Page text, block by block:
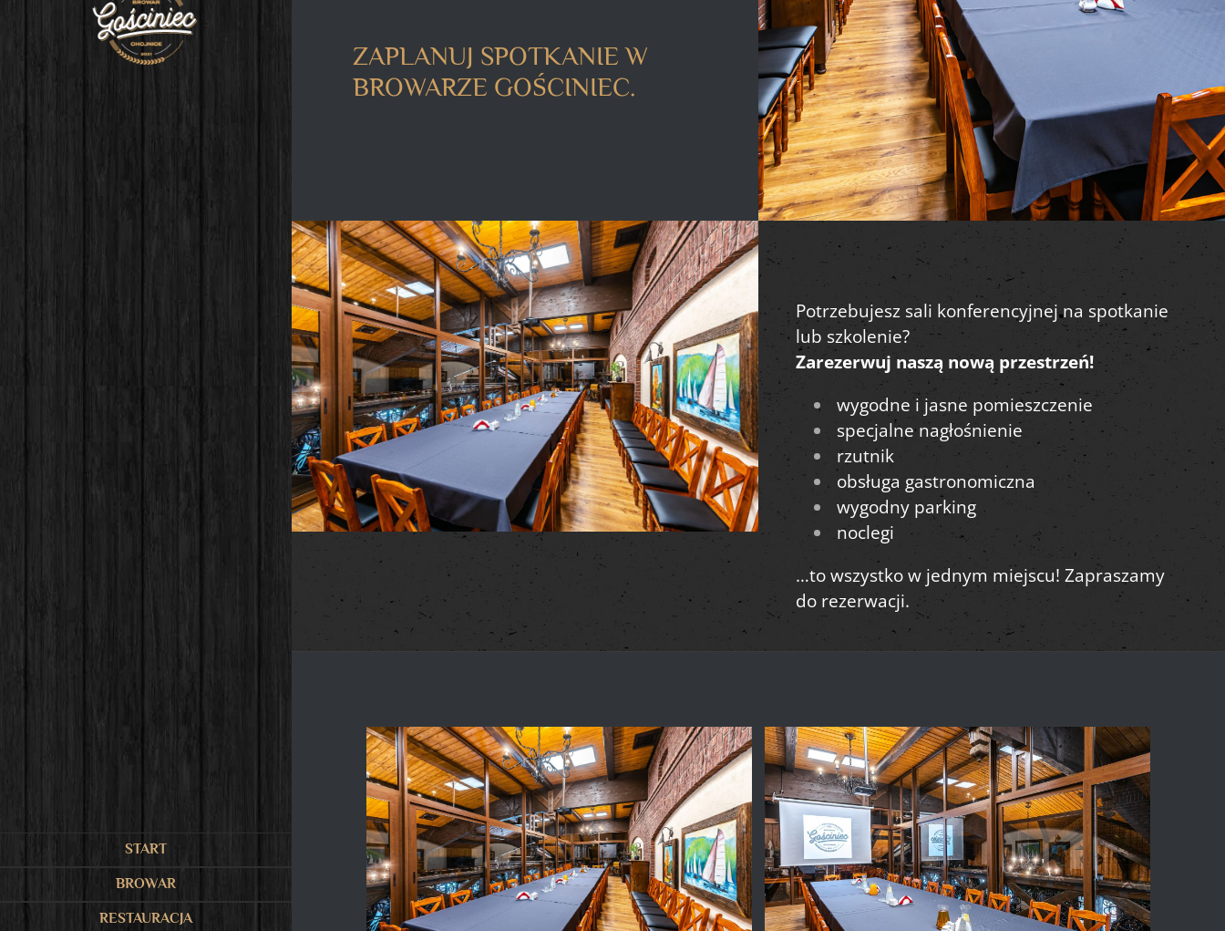
START
BROWAR
RESTAURACJA
ZAPLANUJ SPOTKANIE W
BROWARZE GOŚCINIEC.
Potrzebujesz sali konferencyjnej na spotkanie
lub szkolenie?
Zarezerwuj naszą nową przestrzeń!
wygodne i jasne pomieszczenie
specjalne nagłośnienie
rzutnik
obsługa gastronomiczna
wygodny parking
noclegi
…to wszystko w jednym miejscu! Zapraszamy
do rezerwacji.